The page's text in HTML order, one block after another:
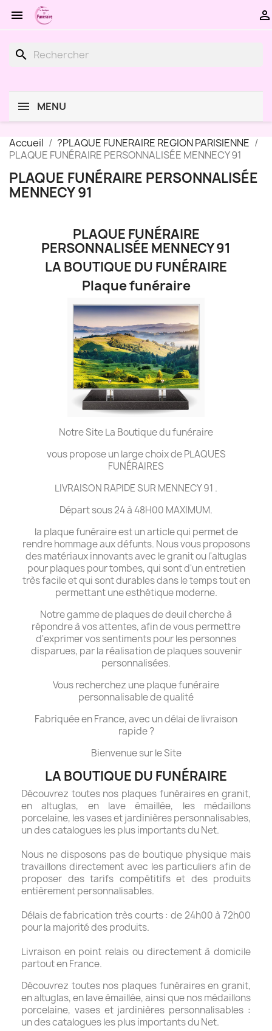
 
search
MENU
Accueil
?PLAQUE FUNERAIRE REGION PARISIENNE
PLAQUE FUNÉRAIRE PERSONNALISÉE MENNECY 91
PLAQUE FUNÉRAIRE PERSONNALISÉE
MENNECY 91
PLAQUE FUNÉRAIRE
PERSONNALISÉE MENNECY 91
LA BOUTIQUE DU FUNÉRAIRE
Plaque funéraire
Notre Site La Boutique du funéraire
vous propose un large choix de PLAQUES
FUNÉRAIRES
LIVRAISON RAPIDE SUR MENNECY 91 .
Départ sous 24 à 48H00 MAXIMUM.
la plaque funéraire est un article qui permet de
rendre hommage aux défunts. Nous vous proposons
des matériaux innovants avec le granit ou l'altuglas
pour plaques pour tombes, qui sont d'un entretien
très facile et qui sont durables dans le temps tout en
permettant une esthétique moderne.
Notre gamme de plaques de deuil cherche à
répondre à vos attentes, afin de vous permettre
d'exprimer vos sentiments pour les personnes
disparues, par la réalisation de plaques souvenir
personnalisées.
Vous recherchez une plaque funéraire
personnalisable de qualité
Fabriquée en France, avec un délai de livraison
rapide ?
Bienvenue sur le Site
LA BOUTIQUE DU FUNÉRAIRE
Découvrez toutes nos plaques funéraires en granit,
en altuglas, en lave émaillée, les médaillons
porcelaine, les vases et jardinières personnalisables,
un des catalogues les plus importants du Net.
Nous ne disposons pas de boutique physique mais
travaillons directement avec les particuliers afin de
proposer des tarifs compétitifs et des produits
entièrement personnalisables.
Délais de fabrication très courts : de 24h00 à 72h00
pour la majorité des produits.
Livraison en point relais ou directement à domicile
partout en France.
Découvrez toutes nos plaques funéraires en granit,
en altuglas, en lave émaillée, ainsi que nos médaillons
porcelaine, vases et jardinières personnalisables :
un des catalogues les plus importants du Net.